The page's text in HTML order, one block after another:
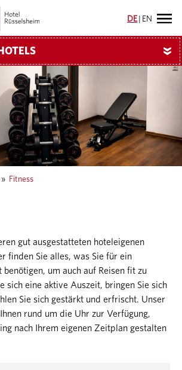
DE EN
»
» Fitness
gut ausgestatteten hoteleigenen
finden Sie alles, was Sie für ein
um auch auf Reisen fit zu
sich eine aktive Auszeit, bringen Sie sich
Sie sich gestärkt und erfrischt. Unser
rund um die Uhr zur Verfügung,
nach Ihrem eigenen Zeitplan gestalten